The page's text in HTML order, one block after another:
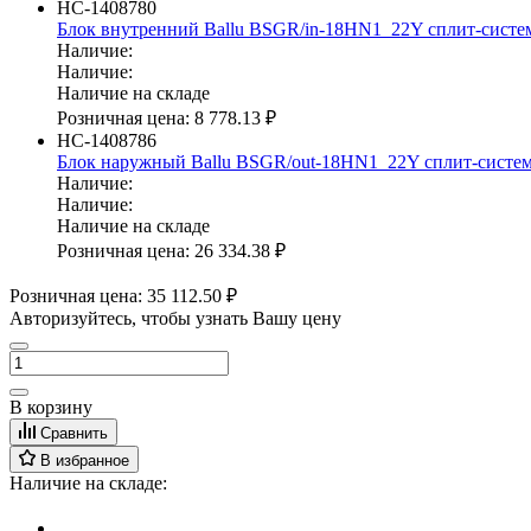
НС-1408780
Блок внутренний Ballu BSGR/in-18HN1_22Y сплит-
Наличие:
Наличие:
Наличие на складе
Розничная цена: 8 778.13 ₽
НС-1408786
Блок наружный Ballu BSGR/out-18HN1_22Y сплит-
Наличие:
Наличие:
Наличие на складе
Розничная цена: 26 334.38 ₽
Розничная цена: 35 112.50 ₽
Авторизуйтесь, чтобы узнать Вашу цену
В корзину
Сравнить
В избранное
Наличие на складе: